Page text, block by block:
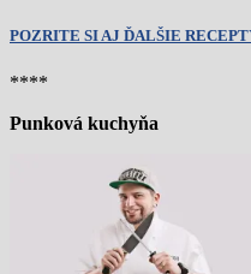
POZRITE SI AJ ĎALŠIE
****
Punková kuchyňa